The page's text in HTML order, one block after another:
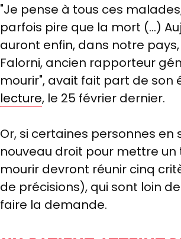
"Je pense à tous ces
parfois pire que la mort (...)
auront enfin, dans notre
Falorni, ancien rapporteur
mourir", avait fait part de
lecture, le 25 février dernier.
Or, si certaines personnes
nouveau droit pour mettre
mourir devront réunir cinq
de précisions), qui sont loin
faire la demande.